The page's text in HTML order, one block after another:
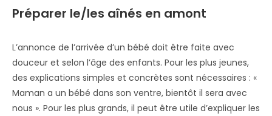
Préparer le/les aînés en amont
L’annonce de l’arrivée d’un bébé doit être faite avec
douceur et selon l’âge des enfants. Pour les plus jeunes,
des explications simples et concrètes sont nécessaires : «
Maman a un bébé dans son ventre, bientôt il sera avec
nous ». Pour les plus grands, il peut être utile d’expliquer les